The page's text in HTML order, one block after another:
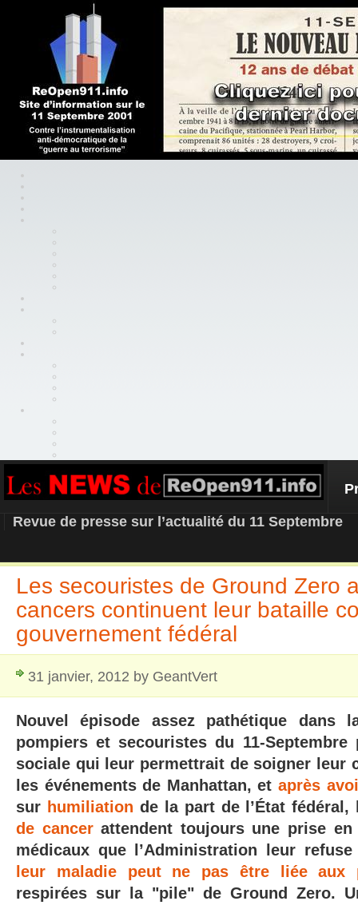
REOPEN911 – NEWS
Revue de presse sur l’actualité du 11 Septembre
Les secouristes de Ground Zero
cancers continuent leur bataille
gouvernement fédéral
31 janvier, 2012 by GeantVert
Nouvel épisode assez pathétique dans
pompiers et secouristes du 11-Septembre
sociale qui leur permettrait de soigner leur
les événements de Manhattan, etaprès
sur humiliation de la part de l’État
de cancerattendent toujours une prise
médicaux que l’Administration leur
leur maladie peut ne pas être liée aux
respirées sur la "pile" de Ground Zero.